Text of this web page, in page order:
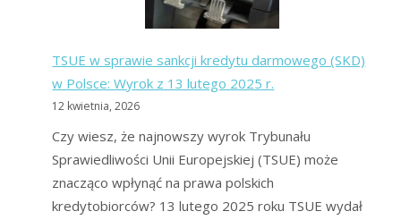
Metoda
wyjście
z
bez
grosza!
TSUE w sprawie sankcji kredytu darmowego (SKD)
w Polsce: Wyrok z 13 lutego 2025 r.
12 kwietnia, 2026
Czy wiesz, że najnowszy wyrok Trybunału
Sprawiedliwości Unii Europejskiej (TSUE) może
znacząco wpłynąć na prawa polskich
kredytobiorców? 13 lutego 2025 roku TSUE wydał